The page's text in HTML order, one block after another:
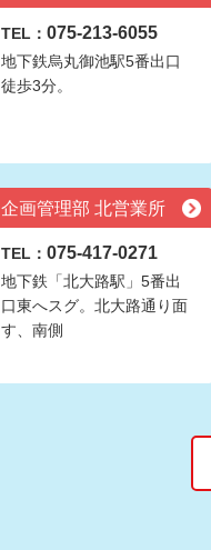
TEL： 075-213-6055
地下鉄烏丸御池駅5番出口
徒歩3分。
企画管理部 北営業所
TEL： 075-417-0271
地下鉄「北大路駅」5番出
口東へスグ。北大路通り面
す、南側